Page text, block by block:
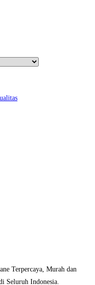
Terpercaya, Murah dan
Seluruh Indonesia.